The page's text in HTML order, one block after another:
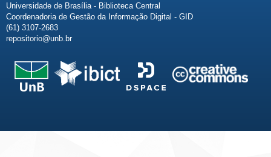
Universidade de Brasília - Biblioteca Central
Coordenadoria de Gestão da Informação Digital - GID
(61) 3107-2683
repositorio@unb.br